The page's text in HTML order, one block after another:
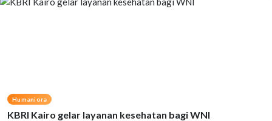
Humaniora
KBRI Kairo gelar layanan kesehatan bagi WNI